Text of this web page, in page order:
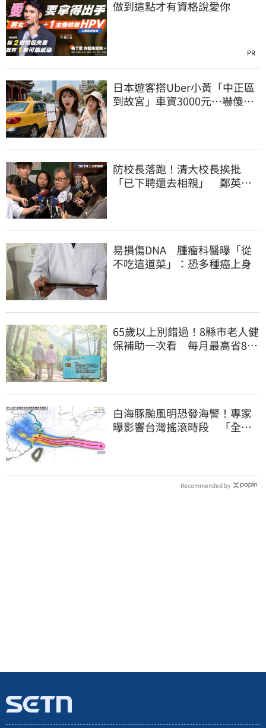
做到這點才有資格說愛你
PR
日本遊客搭Uber小黃「中正區
到故宮」車資3000元…嚇傻：
防校長落跑！清大校長挨批
「已下聘還去相親」 鄭英
易損傷DNA 腫瘤科醫曝「從
不吃這道菜」：恐多種癌上身
65歲以上別錯過！8縣市老人健
保補助一次看 每月最高省826
白海豚颱風明恐發海警！專家
曝影響台灣搖滾時段 「全台
Recommended by